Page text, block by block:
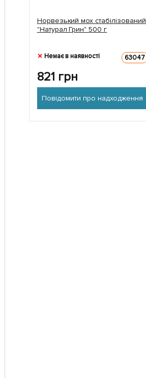
Норвезький мох стабілізований
"Натурал Грин" 500 г
Немає в наявності 63047
821 грн
Повідомити про надходження